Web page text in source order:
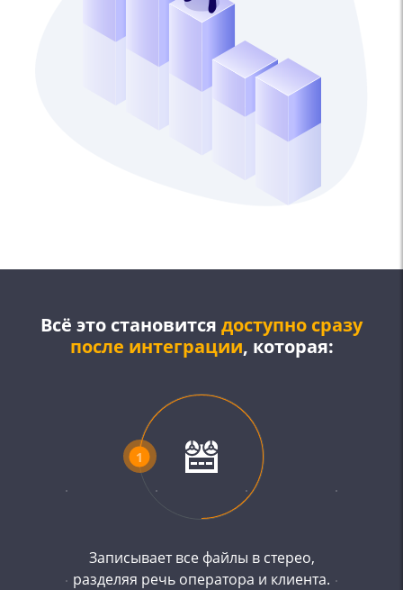
Всё это становится доступно сразу
после интеграции, которая:
1
Записывает все файлы в стерео,
разделяя речь оператора и клиента.